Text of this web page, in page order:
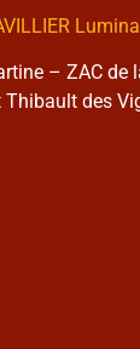
– ZAC de
des